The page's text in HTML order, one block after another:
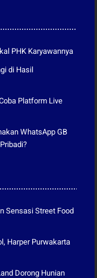
PHK Karyawannya
di Hasil
Platform Live
WhatsApp GB
Sensasi Street Food
Harper Purwakarta
Dorong Hunian